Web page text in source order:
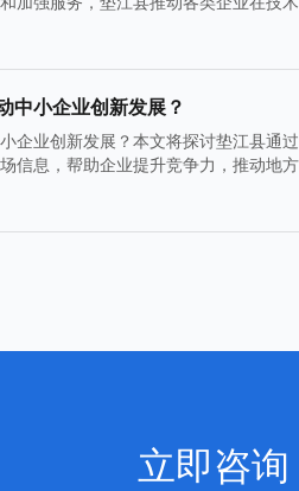
中小企业创新发展？
企业创新发展？本文将探讨垫江县通
信息，帮助企业提升竞争力，推动地
立即咨